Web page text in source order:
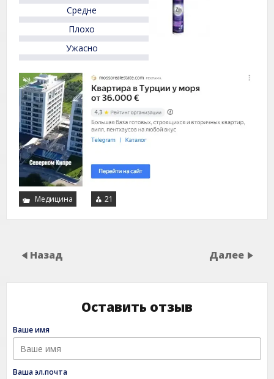
5
Средне
Плохо
Ужасно
Медицина 21
Назад Далее
Оставить отзыв
Ваше имя
Ваша эл.почта